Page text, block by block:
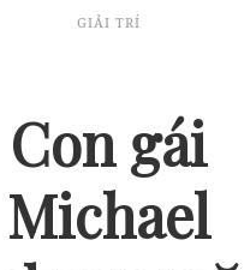
GIẢI TRÍ
Con gái
Michael